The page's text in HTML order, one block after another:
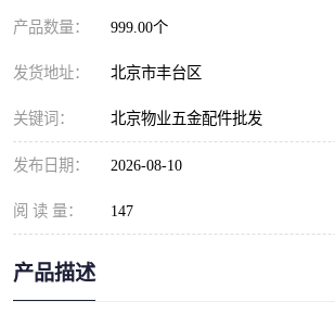
产品数量： 999.00个
发货地址： 北京市丰台区
关键词： 北京物业五金配件批发
发布日期： 2026-08-10
阅 读 量： 147
产品描述